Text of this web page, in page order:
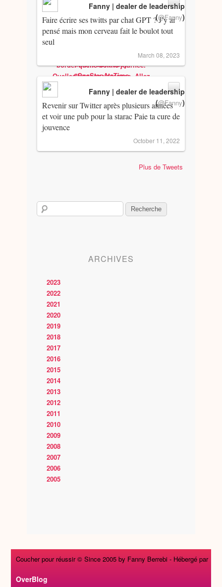
Faire écrire ses twitts par chat GPT ? J’y ai
pensé mais mon cerveau fait le boulot tout
seul
Fanny | dealer de leadership
(@Fanny)
March 08, 2023
Revenir sur Twitter après plusieurs années
et voir une pub pour la starac Paie ta cure de
jouvence
Fanny | dealer de leadership
(@Fanny)
October 11, 2022
Plus de Tweets
ARCHIVES
2023
2022
2021
2020
2019
2018
2017
2016
2015
2014
2013
2012
2011
2010
2009
2008
2007
2006
2005
Coucher pour réussir © Since 2005 by Fanny Berrebi - Hébergé par
OverBlog